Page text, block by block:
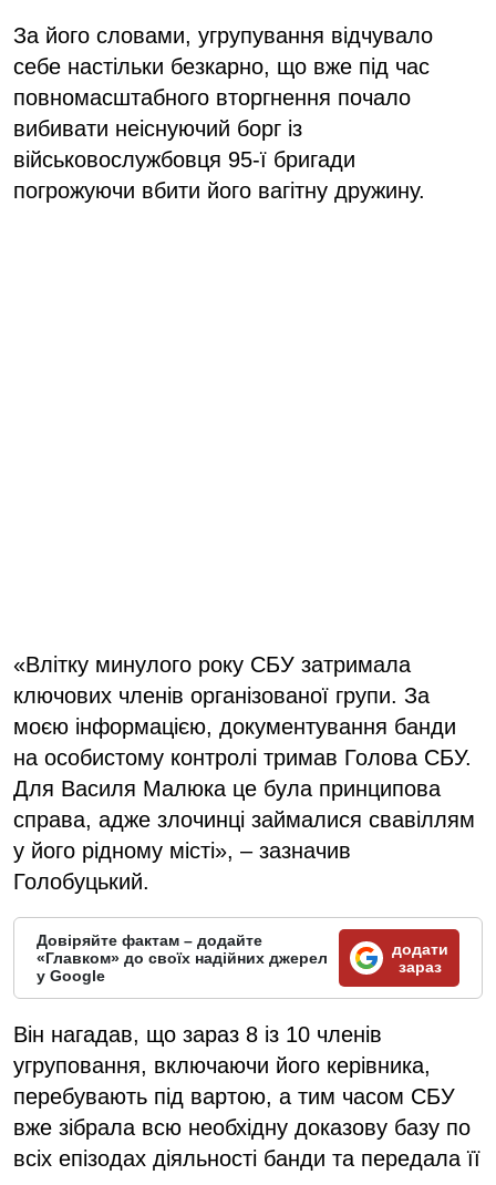
За його словами, угрупування відчувало
себе настільки безкарно, що вже під час
повномасштабного вторгнення почало
вибивати неіснуючий борг із
військовослужбовця 95-ї бригади
погрожуючи вбити його вагітну дружину.
«Влітку минулого року СБУ затримала
ключових членів організованої групи. За
моєю інформацією, документування банди
на особистому контролі тримав Голова СБУ.
Для Василя Малюка це була принципова
справа, адже злочинці займалися свавіллям
у його рідному місті», – зазначив
Голобуцький.
Довіряйте фактам – додайте
«Главком» до своїх надійних джерел
у Google
додати
зараз
Він нагадав, що зараз 8 із 10 членів
угруповання, включаючи його керівника,
перебувають під вартою, а тим часом СБУ
вже зібрала всю необхідну доказову базу по
всіх епізодах діяльності банди та передала її